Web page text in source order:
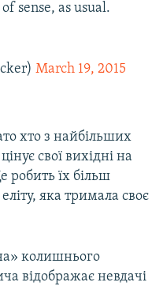
sense, as usual.
March 19, 2015
хто з найбільших
свої вихідні на
робить їх більш
яка тримала своє
колишнього
відображає невдачі